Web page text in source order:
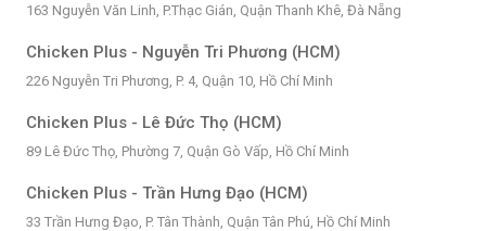
163 Nguyễn Văn Linh, P.Thạc Gián, Quận Thanh Khê, Đà Nẵng
Chicken Plus - Nguyễn Tri Phương (HCM)
226 Nguyễn Tri Phương, P. 4, Quận 10, Hồ Chí Minh
Chicken Plus - Lê Đức Thọ (HCM)
89 Lê Đức Thọ, Phường 7, Quận Gò Vấp, Hồ Chí Minh
Chicken Plus - Trần Hưng Đạo (HCM)
33 Trần Hưng Đạo, P. Tân Thành, Quận Tân Phú, Hồ Chí Minh